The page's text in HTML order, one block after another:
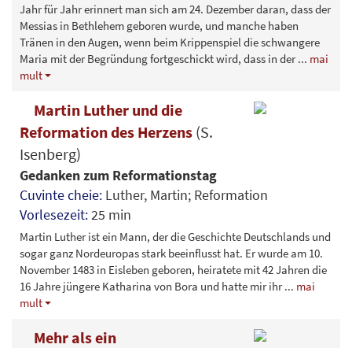
Jahr für Jahr erinnert man sich am 24. Dezember daran, dass der
Messias in Bethlehem geboren wurde, und manche haben
Tränen in den Augen, wenn beim Krippenspiel die schwangere
Maria mit der Begründung fortgeschickt wird, dass in der... mai
mult
Martin Luther und die
Reformation des Herzens (S.
Isenberg)
Gedanken zum Reformationstag
Cuvinte cheie: Luther, Martin; Reformation
Vorlesezeit:25 min
Martin Luther ist ein Mann, der die Geschichte Deutschlands und
sogar ganz Nordeuropas stark beeinflusst hat. Er wurde am 10.
November 1483 in Eisleben geboren, heiratete mit 42 Jahren die
16 Jahre jüngere Katharina von Bora und hatte mir ihr... mai
mult
Mehr als ein